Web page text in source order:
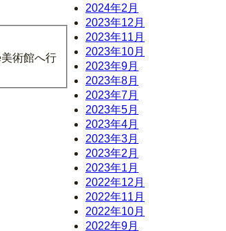
術館へ行
2024年2月
2023年12月
2023年11月
2023年10月
2023年9月
2023年8月
2023年7月
2023年5月
2023年4月
2023年3月
2023年2月
2023年1月
2022年12月
2022年11月
2022年10月
2022年9月